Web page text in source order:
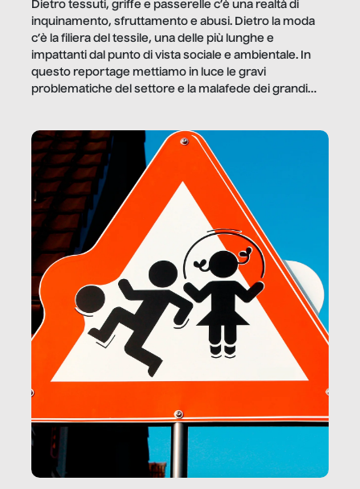
Dietro tessuti, griffe e passerelle c’è una realtà di
inquinamento, sfruttamento e abusi. Dietro la moda
c’è la filiera del tessile, una delle più lunghe e
impattanti dal punto di vista sociale e ambientale. In
questo reportage mettiamo in luce le gravi
problematiche del settore e la malafede dei grandi